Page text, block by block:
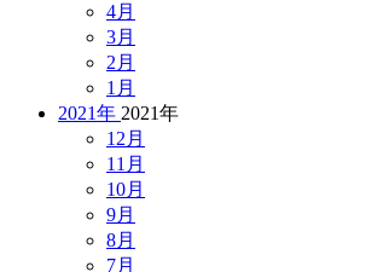
4月
3月
2月
1月
2021年 2021年
12月
11月
10月
9月
8月
7月